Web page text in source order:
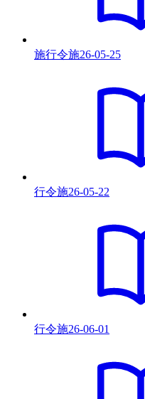
施行令施26-05-25
行令施26-05-22
行令施26-06-01